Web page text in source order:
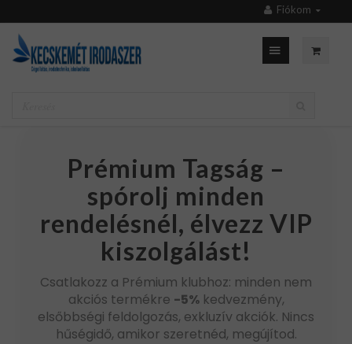
Fiókom
Prémium Tagság –
spórolj minden
rendelésnél, élvezz VIP
kiszolgálást!
Csatlakozz a Prémium klubhoz: minden nem
akciós termékre -5%kedvezmény,
elsőbbségi feldolgozás, exkluzív akciók. Nincs
hűségidő, amikor szeretnéd, megújítod.